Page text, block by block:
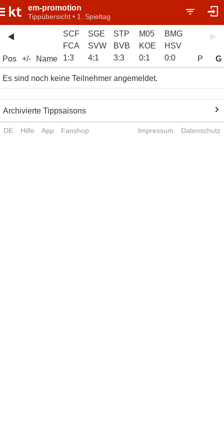
em-promotion
Tippübersicht • 1. Spieltag
Pos +/- Name
SCF
FCA
1:3
SGE
SVW
4:1
STP
BVB
3:3
M05
KOE
0:1
BMG
HSV
0:0 P G
Es sind noch keine Teilnehmer angemeldet.
Archivierte Tippsaisons
DE Hilfe App Fanshop Impressum Datenschutz